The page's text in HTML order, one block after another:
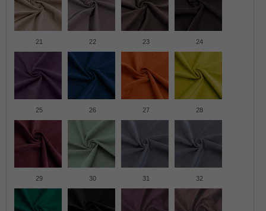
21 22 23 24
25 26 27 28
29 30 31 32